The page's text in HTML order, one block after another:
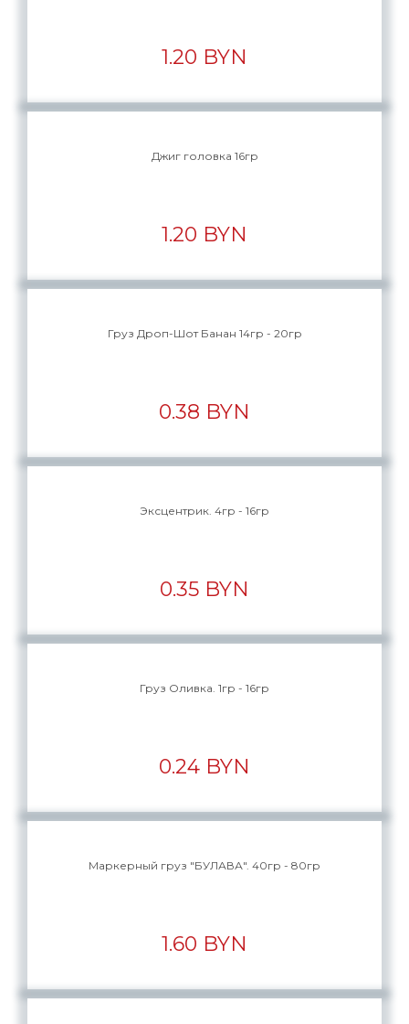
1.20 BYN
Джиг головка 16гр
1.20 BYN
Груз Дроп-Шот Банан 14гр - 20гр
0.38 BYN
Эксцентрик. 4гр - 16гр
0.35 BYN
Груз Оливка. 1гр - 16гр
0.24 BYN
Маркерный груз "БУЛАВА". 40гр - 80гр
1.60 BYN